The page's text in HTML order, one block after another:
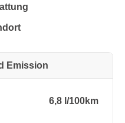
Emission
6,8 l/100km